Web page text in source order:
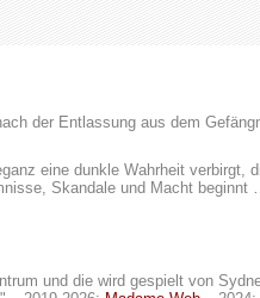
der Entlassung aus dem
eine dunkle Wahrheit verbirgt,
Skandale und Macht beginnt
und die wird gespielt von